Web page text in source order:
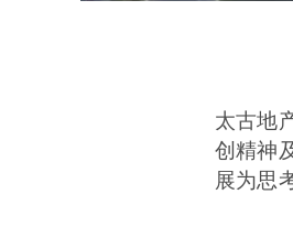
太古地
创精神
展为思